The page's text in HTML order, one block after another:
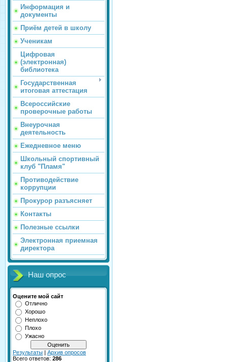
Информация и
документы
Приём детей в школу
Ученикам
Цифровая
(электронная)
библиотека
Государственная
итоговая аттестация
Всероссийские
проверочные работы
Внеурочная
деятельность
Ежедневное меню
Школьный спортивный
клуб "Пламя"
Противодействие
коррупции
Прокурор разъясняет
Контакты
Полезные ссылки
Электронная приемная
директора
Наш опрос
Оцените мой сайт
Отлично
Хорошо
Неплохо
Плохо
Ужасно
Результаты | Архив опросов
Всего ответов: 286